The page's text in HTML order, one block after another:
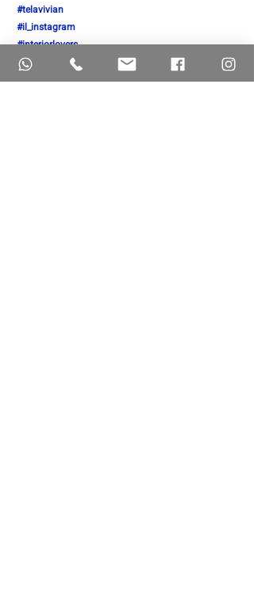
#telavivian
#il_instagram
⁠ #interiorlovers
#interiordetails
⁠ #renovation